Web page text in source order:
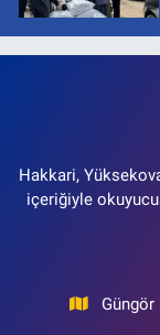
Hakkari,
içeriğiyle